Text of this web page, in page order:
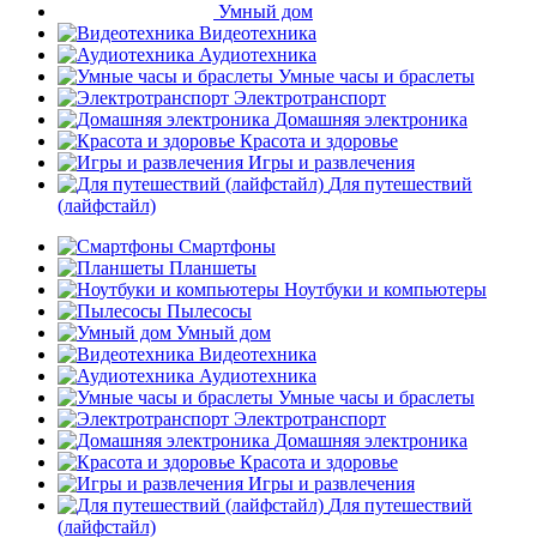
Умный дом
Видеотехника
Аудиотехника
Умные часы и браслеты
Электротранспорт
Домашняя электроника
Красота и здоровье
Игры и развлечения
Для путешествий
(лайфстайл)
Смартфоны
Планшеты
Ноутбуки и компьютеры
Пылесосы
Умный дом
Видеотехника
Аудиотехника
Умные часы и браслеты
Электротранспорт
Домашняя электроника
Красота и здоровье
Игры и развлечения
Для путешествий
(лайфстайл)
раз в 2 недели